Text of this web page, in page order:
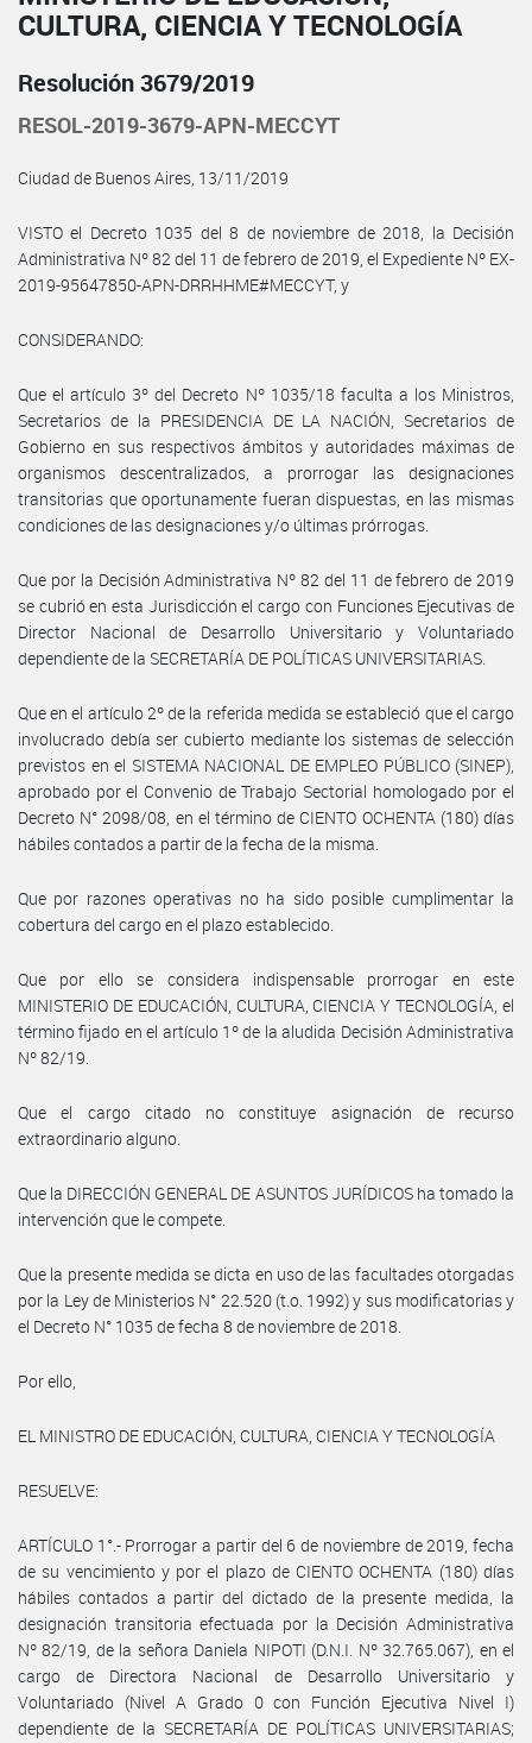
CULTURA, CIENCIA Y TECNOLOGÍA
Resolución 3679/2019
RESOL-2019-3679-APN-MECCYT
Ciudad de Buenos Aires, 13/11/2019
VISTO el Decreto 1035 del 8 de noviembre de 2018, la Decisión
Administrativa Nº 82 del 11 de febrero de 2019, el Expediente Nº EX-
2019-95647850-APN-DRRHHME#MECCYT, y
CONSIDERANDO:
Que el artículo 3º del Decreto Nº 1035/18 faculta a los Ministros,
Secretarios de la PRESIDENCIA DE LA NACIÓN, Secretarios de
Gobierno en sus respectivos ámbitos y autoridades máximas de
organismos descentralizados, a prorrogar las designaciones
transitorias que oportunamente fueran dispuestas, en las mismas
condiciones de las designaciones y/o últimas prórrogas.
Que por la Decisión Administrativa Nº 82 del 11 de febrero de 2019
se cubrió en esta Jurisdicción el cargo con Funciones Ejecutivas de
Director Nacional de Desarrollo Universitario y Voluntariado
dependiente de la SECRETARÍA DE POLÍTICAS UNIVERSITARIAS.
Que en el artículo 2º de la referida medida se estableció que el cargo
involucrado debía ser cubierto mediante los sistemas de selección
previstos en el SISTEMA NACIONAL DE EMPLEO PÚBLICO (SINEP),
aprobado por el Convenio de Trabajo Sectorial homologado por el
Decreto N° 2098/08, en el término de CIENTO OCHENTA (180) días
hábiles contados a partir de la fecha de la misma.
Que por razones operativas no ha sido posible cumplimentar la
cobertura del cargo en el plazo establecido.
Que por ello se considera indispensable prorrogar en este
MINISTERIO DE EDUCACIÓN, CULTURA, CIENCIA Y TECNOLOGÍA, el
término fijado en el artículo 1º de la aludida Decisión Administrativa
Nº 82/19.
Que el cargo citado no constituye asignación de recurso
extraordinario alguno.
Que la DIRECCIÓN GENERAL DE ASUNTOS JURÍDICOS ha tomado la
intervención que le compete.
Que la presente medida se dicta en uso de las facultades otorgadas
por la Ley de Ministerios N° 22.520 (t.o. 1992) y sus modificatorias y
el Decreto N° 1035 de fecha 8 de noviembre de 2018.
Por ello,
EL MINISTRO DE EDUCACIÓN, CULTURA, CIENCIA Y TECNOLOGÍA
RESUELVE:
ARTÍCULO 1°.- Prorrogar a partir del 6 de noviembre de 2019, fecha
de su vencimiento y por el plazo de CIENTO OCHENTA (180) días
hábiles contados a partir del dictado de la presente medida, la
designación transitoria efectuada por la Decisión Administrativa
Nº 82/19, de la señora Daniela NIPOTI (D.N.I. Nº 32.765.067), en el
cargo de Directora Nacional de Desarrollo Universitario y
Voluntariado (Nivel A Grado 0 con Función Ejecutiva Nivel I)
dependiente de la SECRETARÍA DE POLÍTICAS UNIVERSITARIAS;